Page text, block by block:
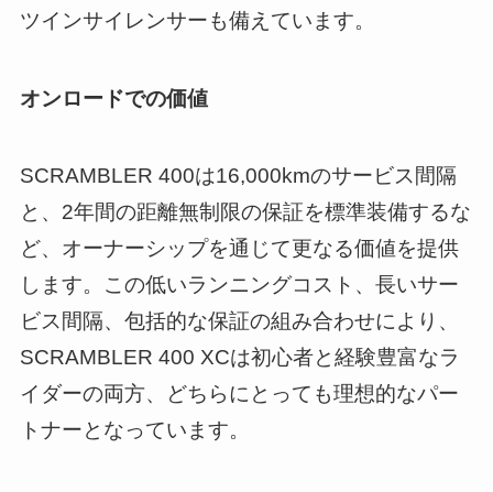
ツインサイレンサーも備えています。
オンロードでの価値
SCRAMBLER 400は16,000kmのサービス間隔
と、2年間の距離無制限の保証を標準装備するな
ど、オーナーシップを通じて更なる価値を提供
します。この低いランニングコスト、長いサー
ビス間隔、包括的な保証の組み合わせにより、
SCRAMBLER 400 XCは初心者と経験豊富なラ
イダーの両方、どちらにとっても理想的なパー
トナーとなっています。